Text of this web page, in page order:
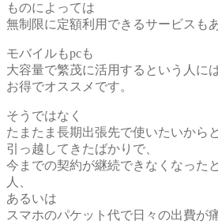
ものによっては
無制限に定額利用できるサービスも
モバイルもpcも
大容量で繁茂に活用するという人に
お得でオススメです。
そうではなく
たまたま長期出張先で使いたいから
引っ越してきたばかりで、
今までの契約が継続できなくなった
人、
あるいは
スマホのパケット代で日々の出費が